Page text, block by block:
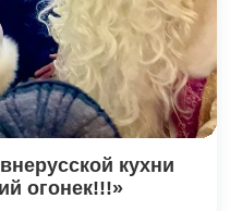
кухни
огонек!!!»